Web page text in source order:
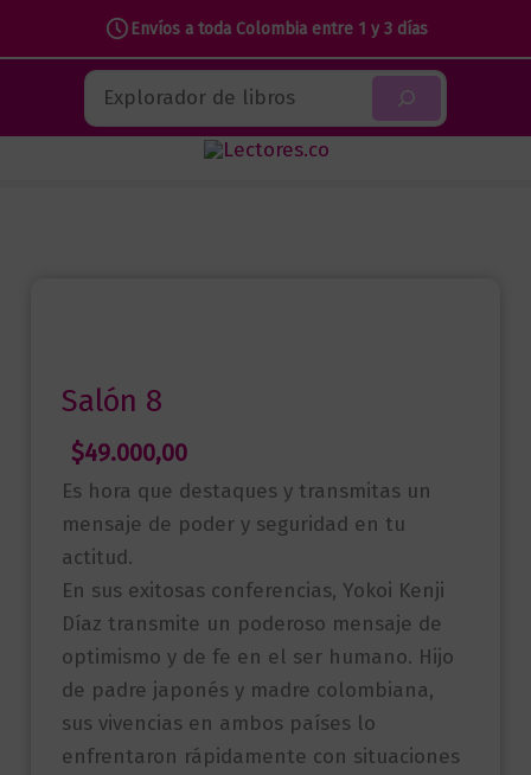
Envíos a toda Colombia entre 1 y 3 días
contenido
Buscar
Salón 8
$49.000,00
Es hora que destaques y transmitas un
mensaje de poder y seguridad en tu
actitud.
En sus exitosas conferencias, Yokoi Kenji
Díaz transmite un poderoso mensaje de
optimismo y de fe en el ser humano. Hijo
de padre japonés y madre colombiana,
sus vivencias en ambos países lo
enfrentaron rápidamente con situaciones